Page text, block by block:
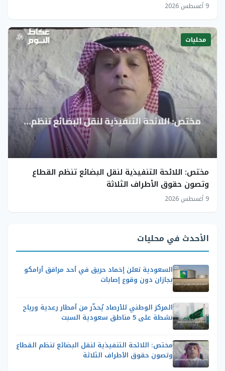
9 أغسطس 2026
محليات
مختص: اللائحة التنفيذية لنقل البضائع تنظم القطاع
وتصون حقوق الأطراف الثلاثة
9 أغسطس 2026
الأحدث في محليات
السعودية تعلن إخماد حريق في أحد مرافق أرامكو
بجازان دون وقوع إصابات
المركز الوطني للأرصاد يُحذّر من أمطار رعدية ورياح
نشطة على 5 مناطق سعودية السبت
مختص: اللائحة التنفيذية لنقل البضائع تنظم القطاع
وتصون حقوق الأطراف الثلاثة